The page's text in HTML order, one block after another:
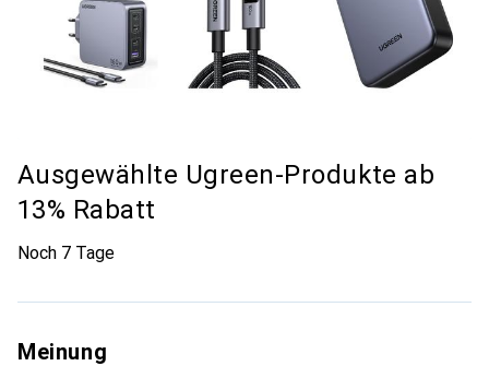
Ausgewählte Ugreen-Produkte ab
13% Rabatt
Noch 7 Tage
Meinung